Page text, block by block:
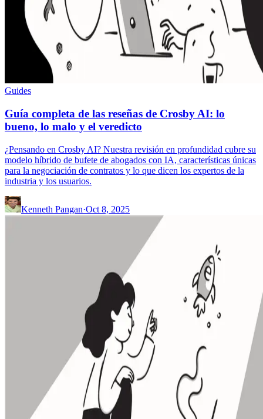
Guides
Guía completa de las reseñas de Crosby AI: lo
bueno, lo malo y el veredicto
¿Pensando en Crosby AI? Nuestra revisión en profundidad cubre su
modelo híbrido de bufete de abogados con IA, características únicas
para la negociación de contratos y lo que dicen los expertos de la
industria y los usuarios.
Kenneth Pangan·Oct 8, 2025